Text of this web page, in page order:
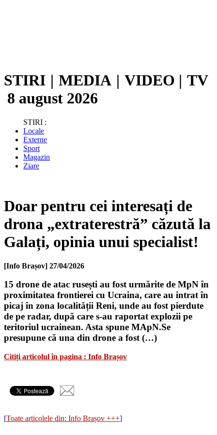
STIRI | MEDIA | VIDEO | TV
8 august 2026
STIRI :
Locale
Externe
Sport
Magazin
Ziare
Doar pentru cei interesați de
drona „extraterestră” căzută la
Galați, opinia unui specialist!
[Info Brașov] 27/04/2026
15 drone de atac rusești au fost urmărite de MpN în
proximitatea frontierei cu Ucraina, care au intrat în
picaj în zona localității Reni, unde au fost pierdute
de pe radar, după care s-au raportat explozii pe
teritoriul ucrainean. Asta spune MApN.Se
presupune că una din drone a fost (…)
Citiți articolul în pagina : Info Brașov
[Toate articolele din: Info Brașov +++]